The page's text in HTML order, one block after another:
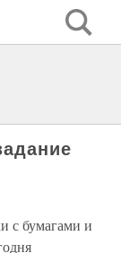
с бумагами и